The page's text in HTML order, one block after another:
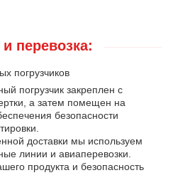
перевозка:
погрузчиков
погрузчик закреплен с
а затем помещен на
безопасности
доставки мы используем
линии и авиаперевозки.
продукта и безопасность